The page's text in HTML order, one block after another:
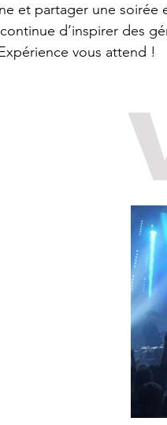
et partager une
d’inspirer des
vous attend !